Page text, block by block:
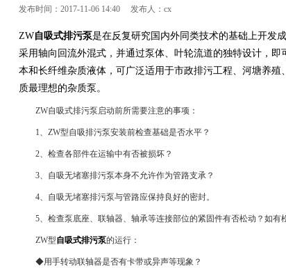
发布时间：2017-11-06 14:40 发布人：cx
ZW自吸式排污泵是在反复研究国内外同类技术的基础上开发
采用轴向回流外混式，并通过泵体、叶轮流道的独特设计，
本和长纤维杂质液体，可广泛适用于市政排污工程、河塘养
质最理想的杂质泵。
ZW自吸式排污泵启动前所需要注意的事项：
1、ZW型自吸排污泵安装前检查基础是否水平？
2、检查各部件在运输中有否被损坏？
3、自吸无堵塞排污泵本身不允许作为管路支承？
4、自吸无堵塞排污泵与管路应保持良好的密封。
5、检查泵底座、联轴器、轴承等连接部位的紧固件有否松动？如有
ZW型自吸式排污泵的运行：
◆用手转动联轴器是否有卡带或异声等现象？